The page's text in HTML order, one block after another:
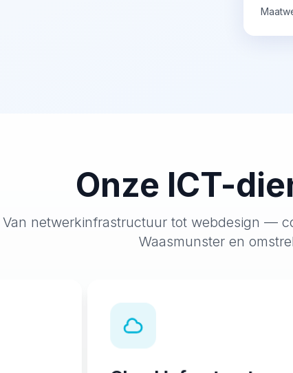
Onze ICT-
Van netwerkinfrastructuur tot webdesign —
Waasmunster en